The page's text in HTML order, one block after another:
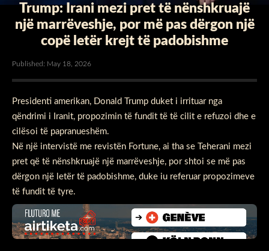
Trump: Irani mezi pret të nënshkruajë
një marrëveshje, por më pas dërgon një
copë letër krejt të padobishme
Published: May 18, 2026
Presidenti amerikan, Donald Trump duket i irrituar nga
qëndrimi i Iranit, propozimin të fundit të të cilit e refuzoi dhe e
cilësoi të papranueshëm.
Në një intervistë me revistën Fortune, ai tha se Teherani mezi
pret që të nënshkruajë një marrëveshje, por shtoi se më pas
dërgon një letër të padobishme, duke iu referuar propozimeve
të fundit të tyre.